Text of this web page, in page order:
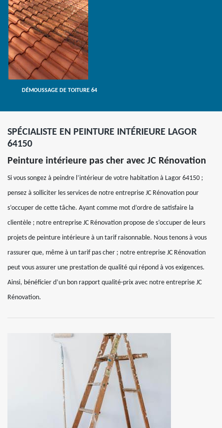
DÉMOUSSAGE DE TOITURE 64
SPÉCIALISTE EN PEINTURE INTÉRIEURE LAGOR
64150
Peinture intérieure pas cher avec JC Rénovation
Si vous songez à peindre l’intérieur de votre habitation à Lagor 64150 ;
pensez à solliciter les services de notre entreprise JC Rénovation pour
s’occuper de cette tâche. Ayant comme mot d’ordre de satisfaire la
clientèle ; notre entreprise JC Rénovation propose de s’occuper de leurs
projets de peinture intérieure à un tarif raisonnable. Nous tenons à vous
rassurer que, même à un tarif pas cher ; notre entreprise JC Rénovation
peut vous assurer une prestation de qualité qui répond à vos exigences.
Ainsi, bénéficier d’un bon rapport qualité-prix avec notre entreprise JC
Rénovation.